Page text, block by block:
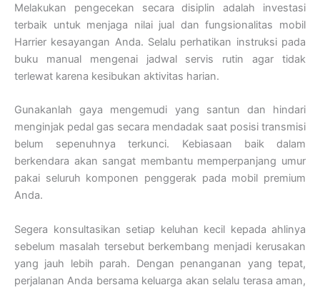
Melakukan pengecekan secara disiplin adalah investasi
terbaik untuk menjaga nilai jual dan fungsionalitas mobil
Harrier kesayangan Anda. Selalu perhatikan instruksi pada
buku manual mengenai jadwal servis rutin agar tidak
terlewat karena kesibukan aktivitas harian.
Gunakanlah gaya mengemudi yang santun dan hindari
menginjak pedal gas secara mendadak saat posisi transmisi
belum sepenuhnya terkunci. Kebiasaan baik dalam
berkendara akan sangat membantu memperpanjang umur
pakai seluruh komponen penggerak pada mobil premium
Anda.
Segera konsultasikan setiap keluhan kecil kepada ahlinya
sebelum masalah tersebut berkembang menjadi kerusakan
yang jauh lebih parah. Dengan penanganan yang tepat,
perjalanan Anda bersama keluarga akan selalu terasa aman,